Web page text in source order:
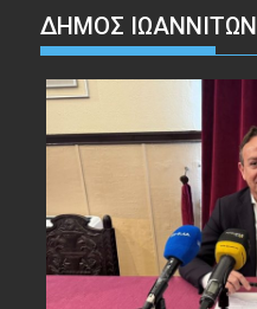
ΔΗΜΟΣ ΙΩΑΝΝΙΤΩΝ